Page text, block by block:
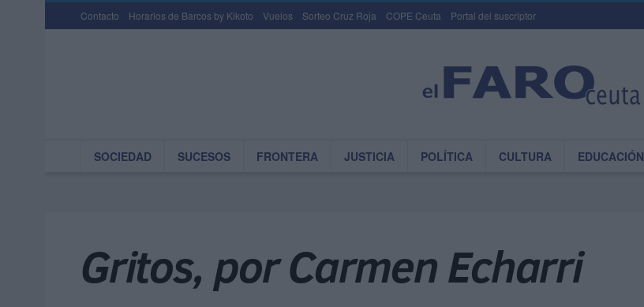
Contacto Horarios de Barcos by Kikoto Vuelos Sorteo Cruz Roja COPE Ceuta Portal del suscriptor
SOCIEDAD SUCESOS FRONTERA JUSTICIA POLÍTICA CULTURA EDUCACIÓN
Gritos, por Carmen Echarri